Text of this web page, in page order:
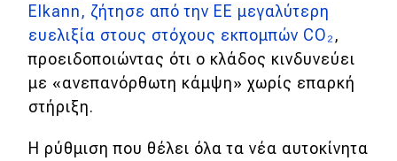
Elkann, ζήτησε από την ΕΕ μεγαλύτερη
ευελιξία στους στόχους εκπομπών CO₂,
προειδοποιώντας ότι ο κλάδος κινδυνεύει
με «ανεπανόρθωτη κάμψη» χωρίς επαρκή
στήριξη.
Η ρύθμιση που θέλει όλα τα νέα αυτοκίνητα